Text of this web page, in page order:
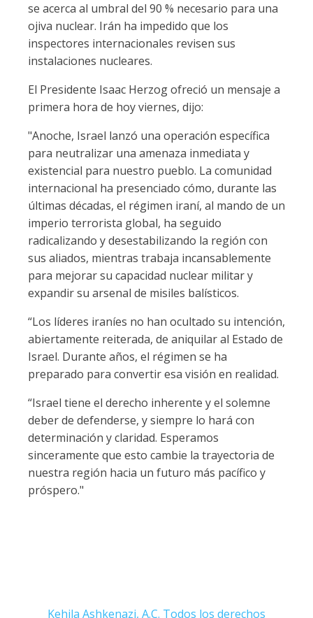
se acerca al umbral del 90 % necesario para una
ojiva nuclear. Irán ha impedido que los
inspectores internacionales revisen sus
instalaciones nucleares.
El Presidente Isaac Herzog ofreció un mensaje a
primera hora de hoy viernes, dijo:
"Anoche, Israel lanzó una operación específica
para neutralizar una amenaza inmediata y
existencial para nuestro pueblo. La comunidad
internacional ha presenciado cómo, durante las
últimas décadas, el régimen iraní, al mando de un
imperio terrorista global, ha seguido
radicalizando y desestabilizando la región con
sus aliados, mientras trabaja incansablemente
para mejorar su capacidad nuclear militar y
expandir su arsenal de misiles balísticos.
“Los líderes iraníes no han ocultado su intención,
abiertamente reiterada, de aniquilar al Estado de
Israel. Durante años, el régimen se ha
preparado para convertir esa visión en realidad.
“Israel tiene el derecho inherente y el solemne
deber de defenderse, y siempre lo hará con
determinación y claridad. Esperamos
sinceramente que esto cambie la trayectoria de
nuestra región hacia un futuro más pacífico y
próspero."
Kehila Ashkenazi, A.C. Todos los derechos